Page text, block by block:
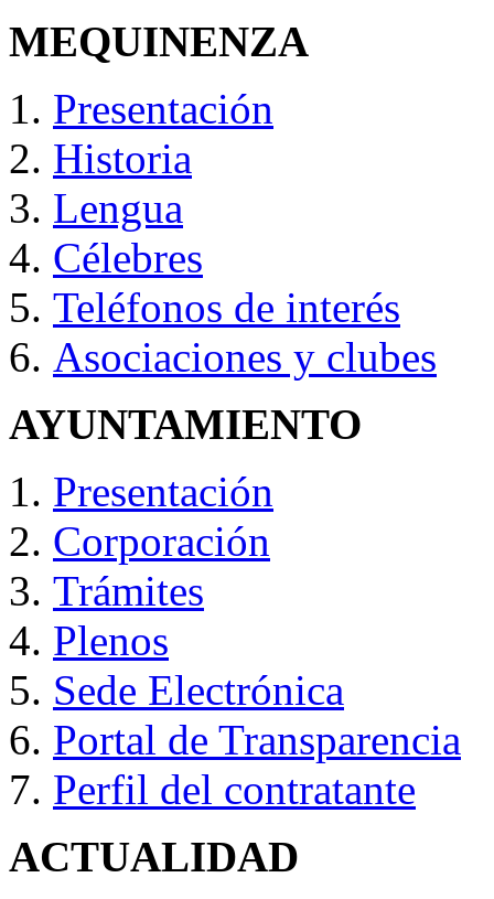
MEQUINENZA
Presentación
Historia
Lengua
Célebres
Teléfonos de interés
Asociaciones y clubes
AYUNTAMIENTO
Presentación
Corporación
Trámites
Plenos
Sede Electrónica
Portal de Transparencia
Perfil del contratante
ACTUALIDAD